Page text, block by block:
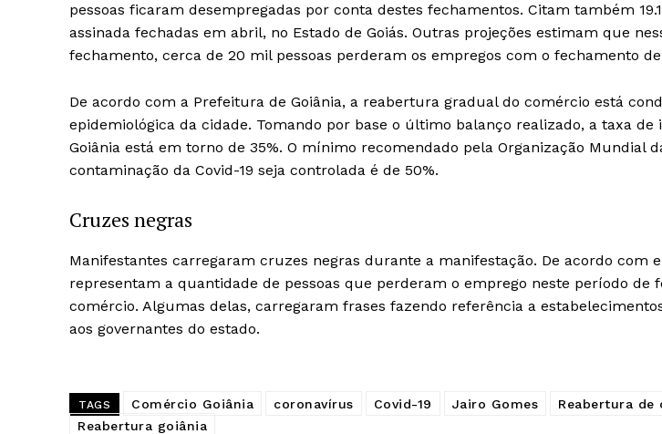
pessoas ficaram desempregadas por conta destes fechamentos. Citam também
assinada fechadas em abril, no Estado de Goiás. Outras projeções estimam que
fechamento, cerca de 20 mil pessoas perderam os empregos com o fechamento
De acordo com a Prefeitura de Goiânia, a reabertura gradual do comércio está
epidemiológica da cidade. Tomando por base o último balanço realizado, a taxa de
Goiânia está em torno de 35%. O mínimo recomendado pela Organização Mundial
contaminação da Covid-19 seja controlada é de 50%.
Cruzes negras
Manifestantes carregaram cruzes negras durante a manifestação. De acordo com
representam a quantidade de pessoas que perderam o emprego neste período de
comércio. Algumas delas, carregaram frases fazendo referência a
aos governantes do estado.
TAGS Comércio Goiânia coronavírus Covid-19 Jairo Gomes
Reabertura de
Reabertura goiânia